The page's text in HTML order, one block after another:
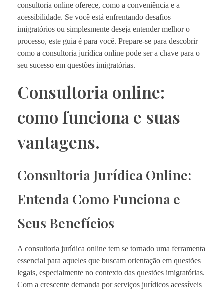
consultoria online oferece, como a conveniência e a
acessibilidade. Se você está enfrentando desafios
imigratórios ou simplesmente deseja entender melhor o
processo, este guia é para você. Prepare-se para descobrir
como a consultoria jurídica online pode ser a chave para o
seu sucesso em questões imigratórias.
Consultoria online:
como funciona e suas
vantagens.
Consultoria Jurídica Online:
Entenda Como Funciona e
Seus Benefícios
A consultoria jurídica online tem se tornado uma ferramenta
essencial para aqueles que buscam orientação em questões
legais, especialmente no contexto das questões imigratórias.
Com a crescente demanda por serviços jurídicos acessíveis